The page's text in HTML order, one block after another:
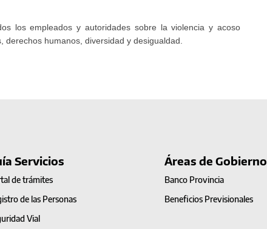
los empleados y autoridades sobre la violencia y acoso
humanos, diversidad y desigualdad.
Servicios
de trámites
de las Personas
Vial
Áreas de Gobierno
Banco Provincia
Beneficios Previsionales